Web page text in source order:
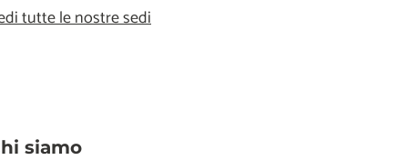
tutte le nostre sedi
siamo